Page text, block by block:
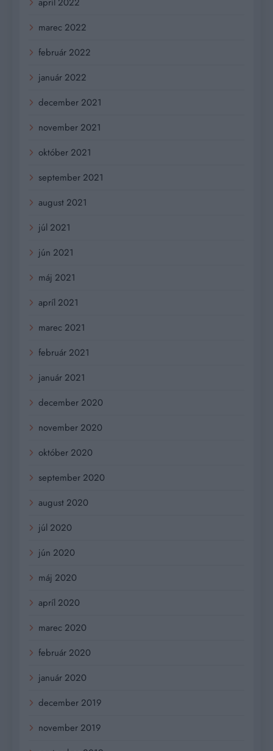
marec 2022
február 2022
január 2022
december 2021
november 2021
október 2021
september 2021
august 2021
júl 2021
jún 2021
máj 2021
apríl 2021
marec 2021
február 2021
január 2021
december 2020
november 2020
október 2020
september 2020
august 2020
júl 2020
jún 2020
máj 2020
apríl 2020
marec 2020
február 2020
január 2020
december 2019
november 2019